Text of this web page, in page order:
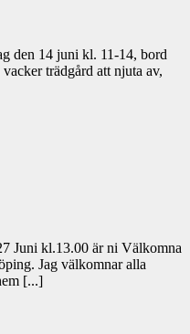
den 14 juni kl. 11-14, bord
trädgård att njuta av,
Juni kl.13.00 är ni Välkomna
Jag välkomnar alla
[...]